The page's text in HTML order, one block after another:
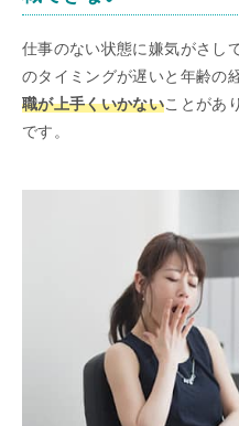
仕事のない状態に嫌気がさし
のタイミングが遅いと年齢の
職が上手くいかないことがあ
です。